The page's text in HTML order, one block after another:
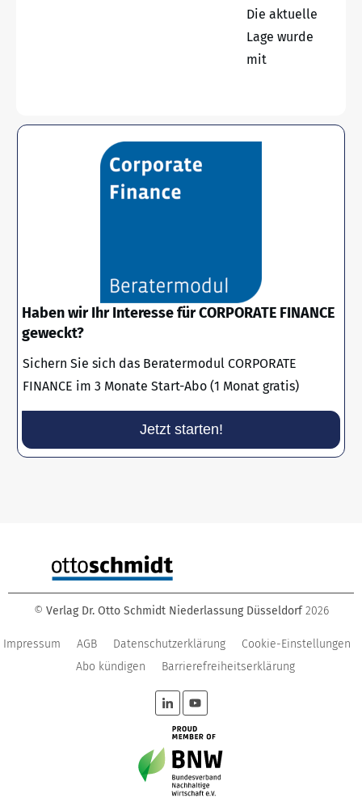
Die aktuelle
Lage wurde
mit
Haben wir Ihr Interesse für CORPORATE FINANCE
geweckt?
Sichern Sie sich das Beratermodul CORPORATE
FINANCE im 3 Monate Start-Abo (1 Monat gratis)
Jetzt starten!
© Verlag Dr. Otto Schmidt Niederlassung Düsseldorf 2026
Impressum AGB Datenschutzerklärung
Cookie-Einstellungen
Abo kündigen
Barrierefreiheitserklärung